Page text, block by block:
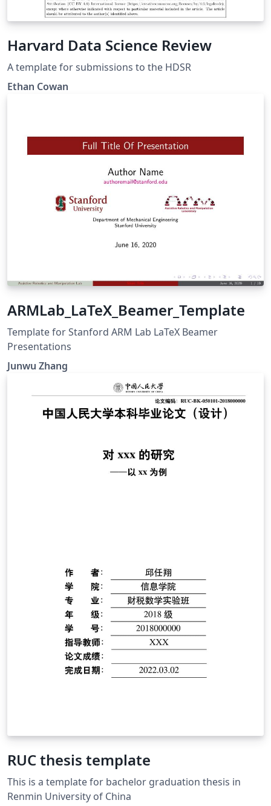
Harvard Data Science Review
A template for submissions to the HDSR
Ethan Cowan
ARMLab_LaTeX_Beamer_Template
Template for Stanford ARM Lab LaTeX Beamer
Presentations
Junwu Zhang
RUC thesis template
This is a template for bachelor graduation thesis in
Renmin University of China